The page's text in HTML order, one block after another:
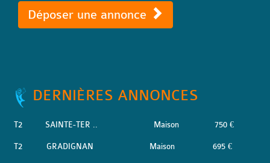
Déposer une annonce
DERNIÈRES ANNONCES
T2 SAINTE-TER .. Maison 750 €
T2 GRADIGNAN Maison 695 €